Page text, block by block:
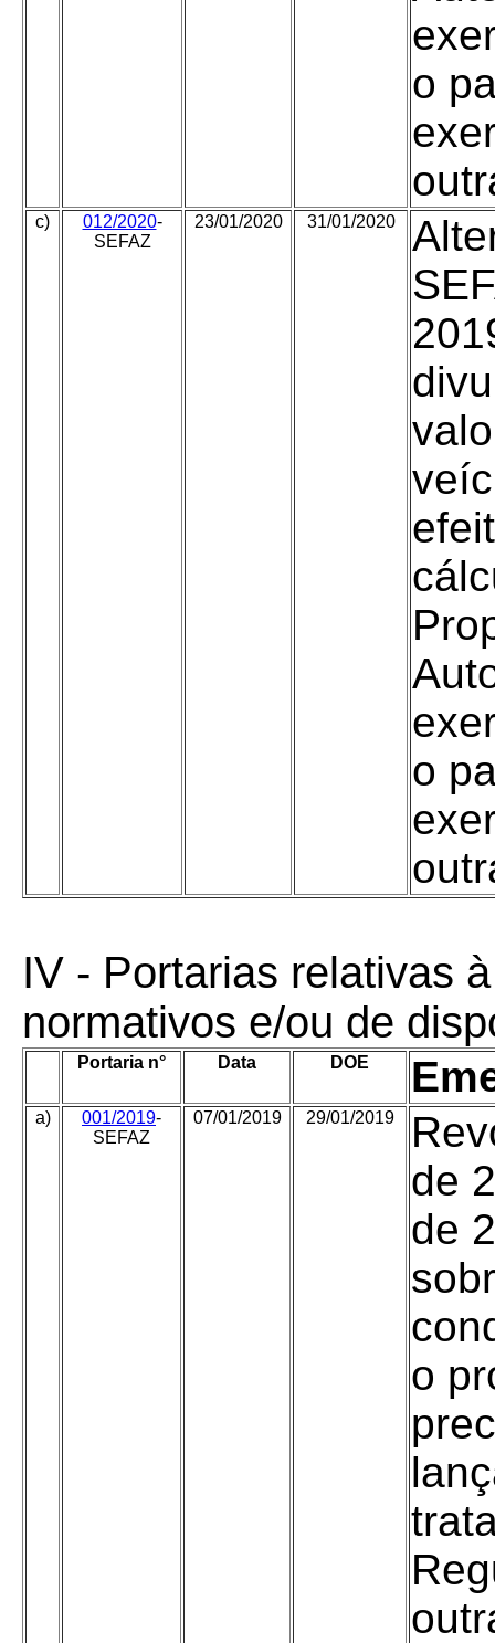
o
c) 012/2020-
SEFAZ
23/01/2020 31/01/2020
o
IV - Portarias relativas
normativos e/ou de
Portaria n° Data DOE
a) 001/2019-
SEFAZ
07/01/2019 29/01/2019
de
de
o